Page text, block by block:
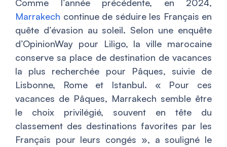
Comme l’année précédente, en 2024,
Marrakech continue de séduire les Français en
quête d’évasion au soleil. Selon une enquête
d’OpinionWay pour Liligo, la ville marocaine
conserve sa place de destination de vacances
la plus recherchée pour Pâques, suivie de
Lisbonne, Rome et Istanbul. « Pour ces
vacances de Pâques, Marrakech semble être
le choix privilégié, souvent en tête du
classement des destinations favorites par les
Français pour leurs congés », a souligné le